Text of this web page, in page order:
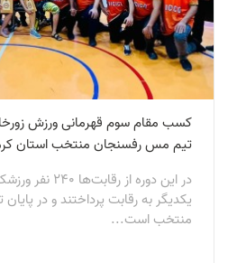
کسب مقام سوم قهرمانی ورزش
تیم مس رفسنجان منتخب استان
یکدیگر به رقابت پرداختند و در
منتخب است...